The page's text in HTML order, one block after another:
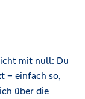
mit null: Du
– einfach so,
über die